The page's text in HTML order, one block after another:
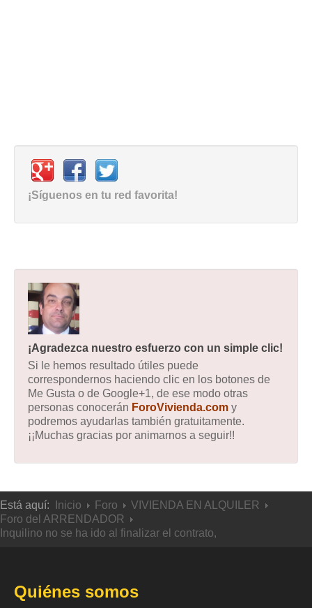
¡Síguenos en tu red favorita!
¡Agradezca nuestro esfuerzo con un simple clic!
Si le hemos resultado útiles puede
correspondernos haciendo clic en los botones de
Me Gusta o de Google+1, de ese modo otras
personas conocerán ForoVivienda.com y
podremos ayudarlas también gratuitamente.
¡¡Muchas gracias por animarnos a seguir!!
Está aquí: Inicio Foro
VIVIENDA EN ALQUILER
Foro del ARRENDADOR
Inquilino no se ha ido al finalizar el contrato,
Quiénes somos